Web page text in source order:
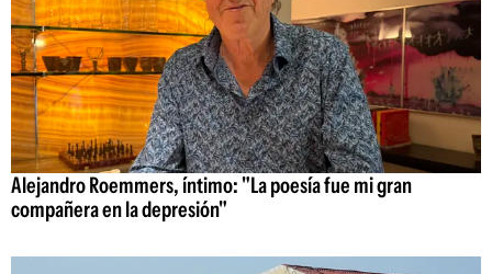
Alejandro Roemmers, íntimo: "La poesía fue mi gran
compañera en la depresión"